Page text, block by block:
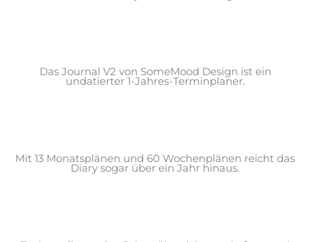
Das Journal V2 von SomeMood Design ist ein
undatierter 1-Jahres-Terminplaner.
Mit 13 Monatsplänen und 60 Wochenplänen reicht das
Diary sogar über ein Jahr hinaus.